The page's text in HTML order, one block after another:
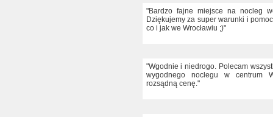
"Bardzo fajne miejsce na nocleg
Dziękujemy za super warunki i
co i jak we Wrocławiu ;)"
"Wgodnie i niedrogo. Polecam
wygodnego noclegu w centrum
rozsądną cenę."